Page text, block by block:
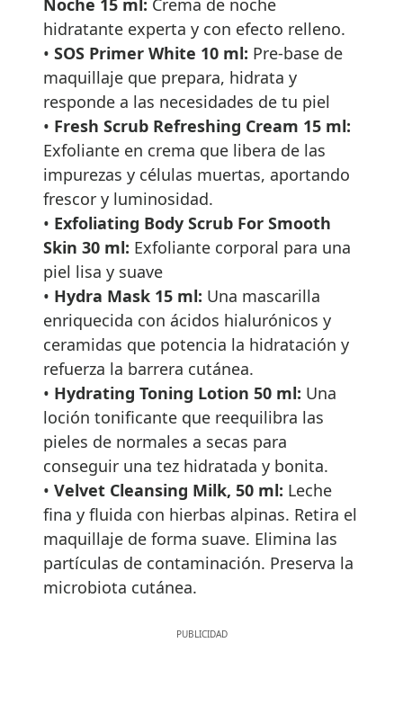
Noche 15 ml: Crema de noche
hidratante experta y con efecto relleno.
• SOS Primer White 10 ml: Pre-base de
maquillaje que prepara, hidrata y
responde a las necesidades de tu piel
• Fresh Scrub Refreshing Cream 15 ml:
Exfoliante en crema que libera de las
impurezas y células muertas, aportando
frescor y luminosidad.
• Exfoliating Body Scrub For Smooth
Skin 30 ml: Exfoliante corporal para una
piel lisa y suave
• Hydra Mask 15 ml: Una mascarilla
enriquecida con ácidos hialurónicos y
ceramidas que potencia la hidratación y
refuerza la barrera cutánea.
• Hydrating Toning Lotion 50 ml: Una
loción tonificante que reequilibra las
pieles de normales a secas para
conseguir una tez hidratada y bonita.
• Velvet Cleansing Milk, 50 ml: Leche
fina y fluida con hierbas alpinas. Retira el
maquillaje de forma suave. Elimina las
partículas de contaminación. Preserva la
microbiota cutánea.